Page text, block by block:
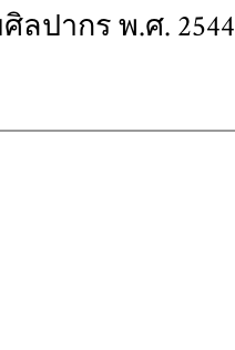
ปากร พ.ศ. 2544